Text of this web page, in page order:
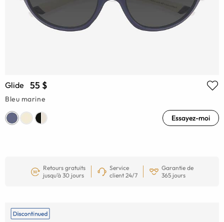
Glide 55 $
Bleu marine
Essayez-moi
Retours gratuits
jusqu’à 30 jours
Service
client 24/7
Garantie de
365 jours